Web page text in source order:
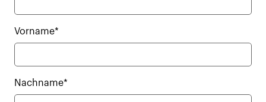
Vorname*
Nachname*